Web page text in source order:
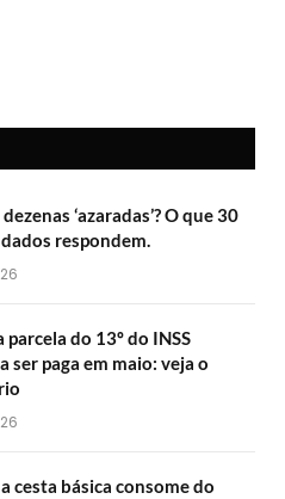
‘azaradas’? O que 30
respondem.
parcela do 13º do INSS
ser paga em maio: veja o
cesta básica consome do